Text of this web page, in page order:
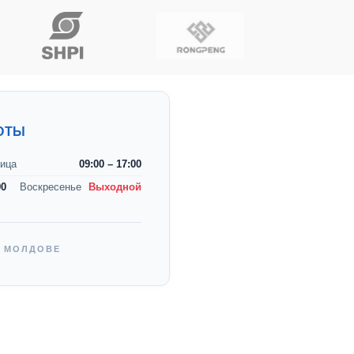
09:00 – 17:00
Воскресенье Выходной
МОЛДОВЕ